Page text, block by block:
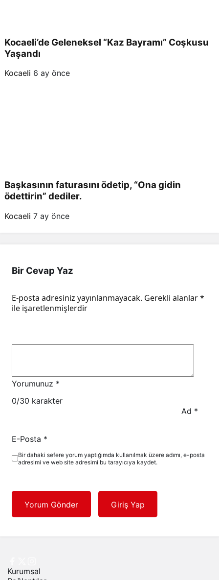
Kocaeli’de Geleneksel “Kaz Bayramı” Coşkusu
Yaşandı
Kocaeli 6 ay önce
Başkasının faturasını ödetip, “Ona gidin
ödettirin” dediler.
Kocaeli 7 ay önce
Bir Cevap Yaz
E-posta adresiniz yayınlanmayacak. Gerekli alanlar*
ile işaretlenmişlerdir
Yorumunuz *
0/30 karakter
Ad *
E-Posta *
Bir dahaki sefere yorum yaptığımda kullanılmak üzere adımı, e-posta
adresimi ve web site adresimi bu tarayıcıya kaydet.
Yorum Gönder Giriş Yap
Kurumsal